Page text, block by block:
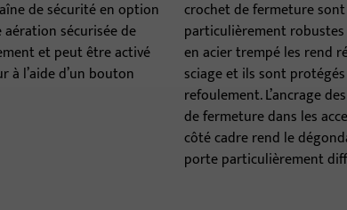
de sécurité en option
sécurisée de
et peut être activé
à l’aide d’un bouton
crochet de fermeture sont
particulièrement
en acier trempé les rend
sciage et ils sont
refoulement. L’ancrage
de fermeture dans les
côté cadre rend le
porte particulièrement